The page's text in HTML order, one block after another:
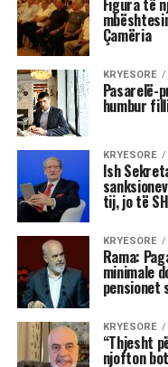
Shehu zbulon
për çdo shenjë
Stina e vjeshtës ka
të
premtojnë qetësi!
Klan, astrologia
për 12 shenjat e
periudhë një “pikë